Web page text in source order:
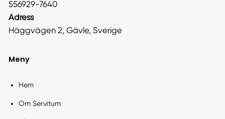
556929-7640
Adress
Häggvägen 2, Gävle, Sverige
Meny
Hem
Om Servitum